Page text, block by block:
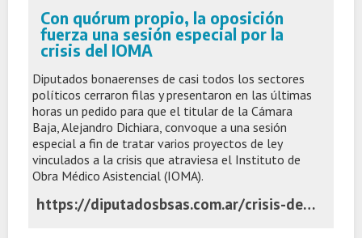
Con quórum propio, la oposición
fuerza una sesión especial por la
crisis del IOMA
Diputados bonaerenses de casi todos los sectores
políticos cerraron filas y presentaron en las últimas
horas un pedido para que el titular de la Cámara
Baja, Alejandro Dichiara, convoque a una sesión
especial a fin de tratar varios proyectos de ley
vinculados a la crisis que atraviesa el Instituto de
Obra Médico Asistencial (IOMA).
https://diputadosbsas.com.ar/crisis-del-ioma-oposicion-sesion-especial/